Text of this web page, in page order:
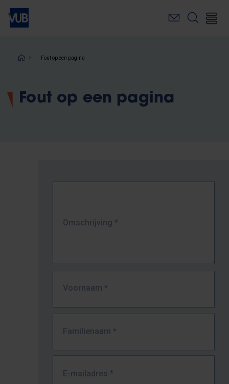
Overslaan
naar
inhoudKruimelpad
Fout op een pagina
Fout op een pagina
Omschrijving *
Voornaam *
Familienaam *
E-mailadres *